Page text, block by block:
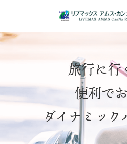
旅行に行
便利で
ダイナミック